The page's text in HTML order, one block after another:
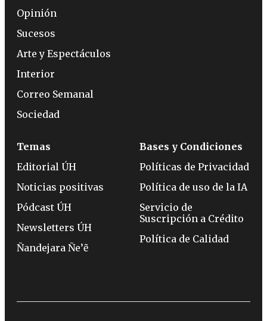
Opinión
Sucesos
Arte y Espectáculos
Interior
Correo Semanal
Sociedad
Temas
Editorial ÚH
Noticias positivas
Pódcast ÚH
Newsletters ÚH
Ñandejara Ñe’ẽ
Bases y Condiciones
Políticas de Privacidad
Política de uso de la IA
Servicio de
Suscripción a Crédito
Política de Calidad